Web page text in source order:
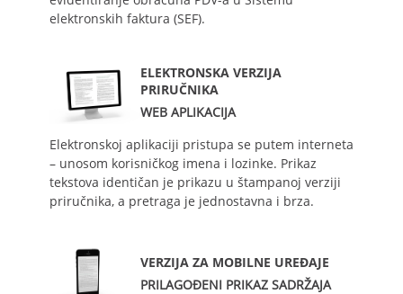
elektronskih faktura (SEF).
ELEKTRONSKA VERZIJA
PRIRUČNIKA
WEB APLIKACIJA
Elektronskoj aplikaciji pristupa se putem interneta
– unosom korisničkog imena i lozinke. Prikaz
tekstova identičan je prikazu u štampanoj verziji
priručnika, a pretraga je jednostavna i brza.
VERZIJA ZA MOBILNE UREĐAJE
PRILAGOĐENI PRIKAZ SADRŽAJA